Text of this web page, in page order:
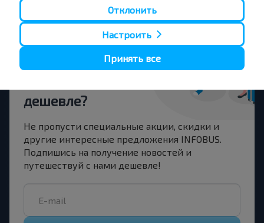
дешевле?
Не пропусти специальные акции, скидки и
другие интересные предложения INFOBUS.
Подпишись на получение новостей и
путешествуй с нами дешевле!
Отклонить
Настроить
Принять все